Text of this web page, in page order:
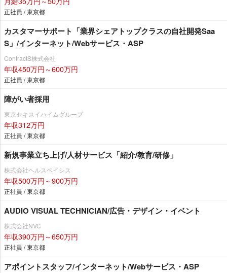
正社員 / 東京都
カスタマーサポート「業界シェアトップクラスの自社開発Saa
S」/インターネット/Webサービス・ASP
ContractS株式会社
年収450万円～600万円
正社員 / 東京都
障がい者採用
東京セキスイハイムグループ
年収312万円
正社員 / 東京都
新規事業立ち上げ/人材サービス「紹介/教育/研修」
株式会社ヘルスベイシス
年収500万円～900万円
正社員 / 東京都
AUDIO VISUAL TECHNICIAN/広告・デザイン・イベント
株式会社NVC
年収390万円～650万円
正社員 / 東京都
アポイントスタッフ/インターネット/Webサービス・ASP